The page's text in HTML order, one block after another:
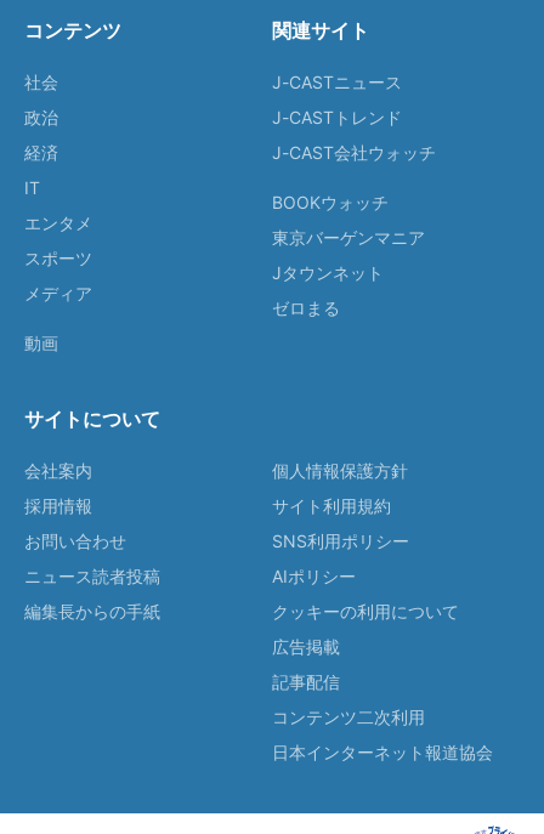
コンテンツ
社会
政治
経済
IT
エンタメ
スポーツ
メディア
動画
関連サイト
J-CASTニュース
J-CASTトレンド
J-CAST会社ウォッチ
BOOKウォッチ
東京バーゲンマニア
Jタウンネット
ゼロまる
サイトについて
会社案内
採用情報
お問い合わせ
ニュース読者投稿
編集長からの手紙
個人情報保護方針
サイト利用規約
SNS利用ポリシー
AIポリシー
クッキーの利用について
広告掲載
記事配信
コンテンツ二次利用
日本インターネット報道協会